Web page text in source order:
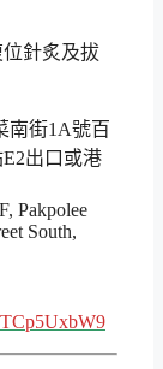
南街1A號百
出口或港
Pakpolee
South,